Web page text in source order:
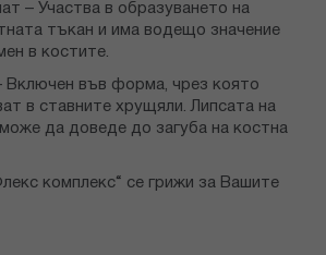
– Участва в образуването на
тъкан и има водещо значение
в костите.
Включен във форма, чрез която
в ставните хрущяли. Липсата на
да доведе до загуба на костна
комплекс“ се грижи за Вашите